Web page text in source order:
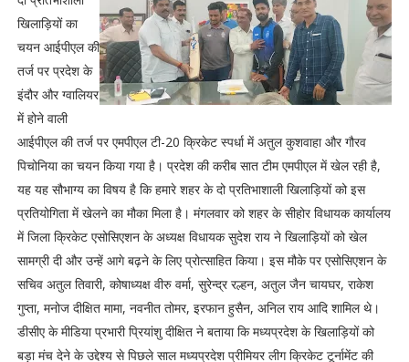
खिलाड़ियों का
चयन आईपीएल की
तर्ज पर प्रदेश के
इंदौर और ग्वालियर
में होने वाली
आईपीएल की तर्ज पर एमपीएल टी-20 क्रिकेट स्पर्धा में अतुल कुशवाहा और गौरव
पिचोनिया का चयन किया गया है। प्रदेश की करीब सात टीम एमपीएल में खेल रही है,
यह यह सौभाग्य का विषय है कि हमारे शहर के दो प्रतिभाशाली खिलाड़ियों को इस
प्रतियोगिता में खेलने का मौका मिला है। मंगलवार को शहर के सीहोर विधायक कार्यालय
में जिला क्रिकेट एसोसिएशन के अध्यक्ष विधायक सुदेश राय ने खिलाड़ियों को खेल
सामग्री दी और उन्हें आगे बढ़ने के लिए प्रोत्साहित किया। इस मौके पर एसोसिएशन के
सचिव अतुल तिवारी, कोषाध्यक्ष वीरु वर्मा, सुरेन्द्र रल्हन, अतुल जैन चायघर, राकेश
गुप्ता, मनोज दीक्षित मामा, नवनीत तोमर, इरफान हुसैन, अनिल राय आदि शामिल थे।
डीसीए के मीडिया प्रभारी प्रियांशु दीक्षित ने बताया कि मध्यप्रदेश के खिलाड़ियों को
बड़ा मंच देने के उद्देश्य से पिछले साल मध्यप्रदेश प्रीमियर लीग क्रिकेट टूर्नामेंट की